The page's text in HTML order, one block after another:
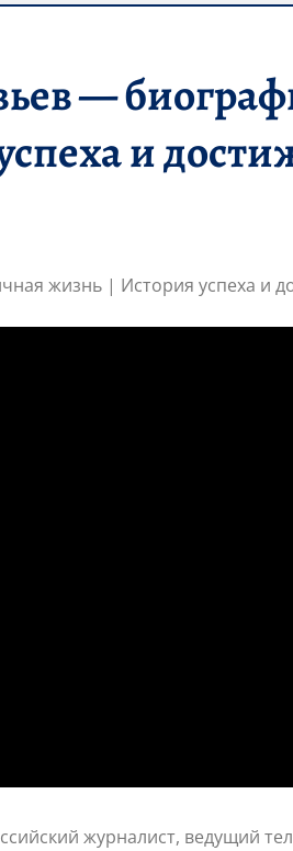
—
и
журналист, ведущий